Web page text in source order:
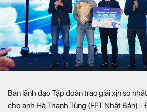
Ban lãnh đạo Tập đoàn trao giải xịn sò
cho anh Hà Thanh Tùng (FPT Nhật Bản) -